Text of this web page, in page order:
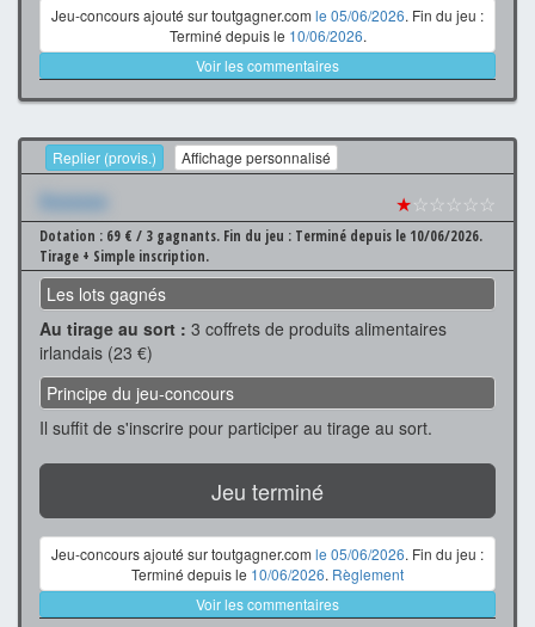
Jeu-concours ajouté sur toutgagner.com le 05/06/2026. Fin du jeu :
Terminé depuis le 10/06/2026.
Voir les commentaires
Replier (provis.) Affichage personnalisé
Xxxxxxx ★☆☆☆☆☆
Dotation : 69 € / 3 gagnants. Fin du jeu : Terminé depuis le 10/06/2026.
Tirage + Simple inscription.
Les lots gagnés
Au tirage au sort : 3 coffrets de produits alimentaires
irlandais (23 €)
Principe du jeu-concours
Il suffit de s'inscrire pour participer au tirage au sort.
Jeu terminé
Jeu-concours ajouté sur toutgagner.com le 05/06/2026. Fin du jeu :
Terminé depuis le 10/06/2026. Règlement
Voir les commentaires